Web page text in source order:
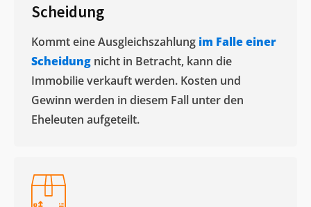
Scheidung
Kommt eine Ausgleichszahlung im Falle einer
Scheidung nicht in Betracht, kann die
Immobilie verkauft werden. Kosten und
Gewinn werden in diesem Fall unter den
Eheleuten aufgeteilt.​